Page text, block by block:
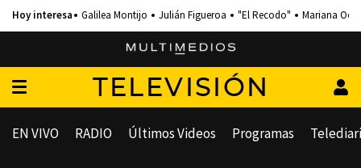
Galilea Montijo Julián Figueroa "El Recodo" Mariana
TELEVISIÓN
EN VIVO RADIO Últimos Videos Programas